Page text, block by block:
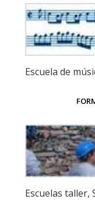
Escuela de
Escuelas taller,